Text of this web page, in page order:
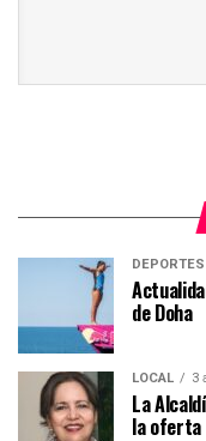
DEPORTES
de Doha
LOCAL 3
La
la oferta